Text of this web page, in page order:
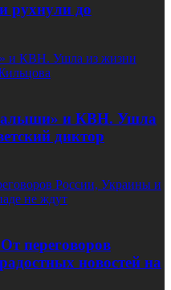
рухнули до
и КВН. Ушла из жизни
и КВН. Ушла
диктор
России, Украины и
не ждут
переговоров
новостей на